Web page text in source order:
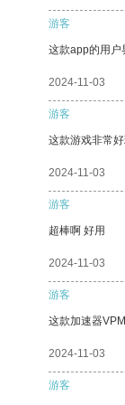
游客
这款app的用户
2024-11-03
游客
这款游戏非常
2024-11-03
游客
超棒啊 好用
2024-11-03
游客
这款加速器
2024-11-03
游客